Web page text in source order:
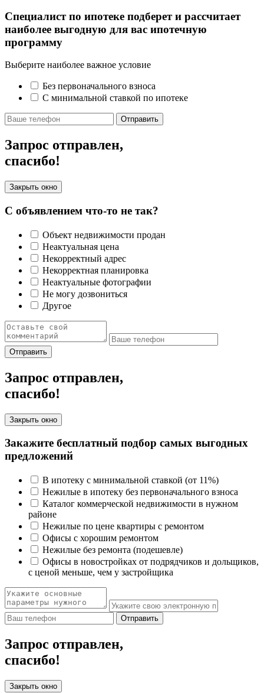
Специалист по ипотеке подберет и рассчитает
наиболее выгодную для вас ипотечную
программу
Выберите наиболее важное условие
Без первоначального взноса
С минимальной ставкой по ипотеке
Отправить
Запрос отправлен,
спасибо!
Закрыть окно
С объявлением что-то не так?
Объект недвижимости продан
Неактуальная цена
Некорректный адрес
Некорректная планировка
Неактуальные фотографии
Не могу дозвониться
Другое
Отправить
Запрос отправлен,
спасибо!
Закрыть окно
Закажите бесплатный подбор самых выгодных
предложений
В ипотеку с минимальной ставкой (от 11%)
Нежилые в ипотеку без первоначального взноса
Каталог коммерческой недвижимости в нужном
районе
Нежилые по цене квартиры с ремонтом
Офисы с хорошим ремонтом
Нежилые без ремонта (подешевле)
Офисы в новостройках от подрядчиков и дольщиков,
с ценой меньше, чем у застройщика
Отправить
Запрос отправлен,
спасибо!
Закрыть окно